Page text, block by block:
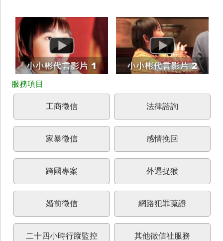
工商徵信 法律諮詢
家暴徵信 感情挽回
跨國專案 外遇捉猴
婚前徵信 網路犯罪蒐證
二十四小時行蹤監控 其他徵信社服務